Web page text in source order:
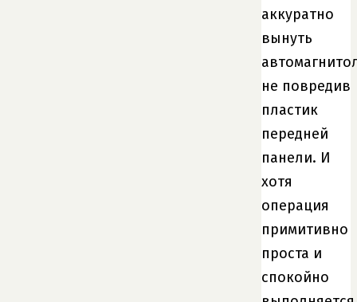
аккуратно
вынуть
не повредив
пластик
передней
панели. И
хотя
операция
примитивно
проста и
спокойно